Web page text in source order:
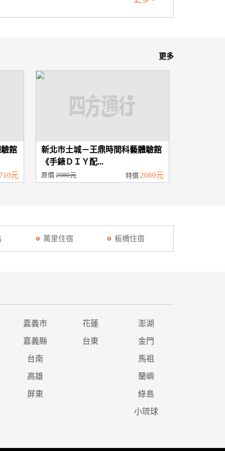
更多
館
元
新北市土城－王鼎時間科藝體驗館
《手錶ＤＩＹ配...
原價2080元 特價 2080元
萬里住宿 板橋住宿
嘉義市 花蓮 澎湖
嘉義縣 台東 金門
台南 馬祖
高雄 蘭嶼
屏東 綠島
小琉球